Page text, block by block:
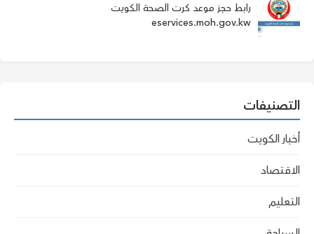
رابط حجز موعد كرت الصحة الكويت
eservices.moh.gov.kw
التصنيفات
أخبار الكويت
الاقتصاد
التعليم